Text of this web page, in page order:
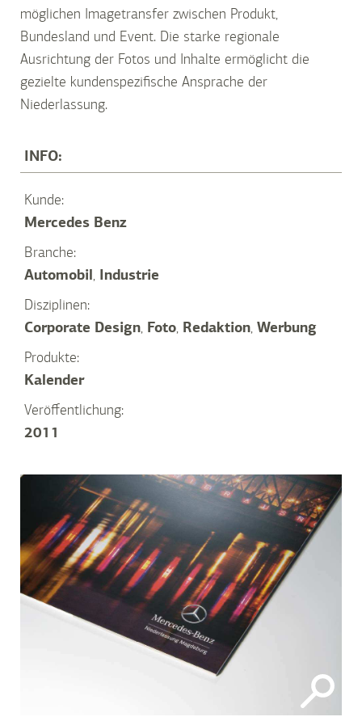
möglichen Imagetransfer zwischen Produkt,
Bundesland und Event. Die starke regionale
Ausrichtung der Fotos und Inhalte ermöglicht die
gezielte kundenspezifische Ansprache der
Niederlassung.
INFO:
Kunde:
Mercedes Benz
Branche:
Automobil
Industrie
Disziplinen:
Corporate Design
Foto Redaktion Werbung
Produkte:
Kalender
Veröffentlichung:
2011